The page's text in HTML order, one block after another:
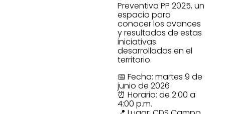
Preventiva PP 2025, un
espacio para
conocer los avances
y resultados de estas
iniciativas
desarrolladas en el
territorio.
📅 Fecha: martes 9 de
junio de 2026
⏰ Horario: de 2:00 a
4:00 p.m.